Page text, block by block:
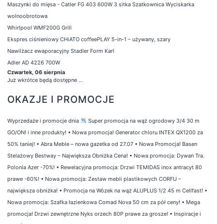
Maszynki do mięsa - Catler FG 403 600W 3 sitka Szatkownica Wyciskarka
wolnoobrotowa
Whirlpool WMF200G Grill
Ekspres ciśnieniowy CHiATO coffeePLAY 5-in-1 – używany, szary
Nawilżacz ewaporacyjny Stadler Form Karl
Adler AD 4226 700W
Czwartek, 06 sierpnia
Już wkrótce będą dostępne ...
OKAZJE I PROMOCJE
Wyprzedaże i promocje dnia
Super promocja na wąż ogrodowy 3/4 30 m
GO/ON! i inne produkty! • Nowa promocja! Generator chloru INTEX QX1200 za
50% taniej! • Abra Meble – nowa gazetka od 27.07 • Nowa Promocja! Basen
Stelażowy Bestway – Największa Obniżka Cena! • Nowa promocja: Dywan Tra.
Polonia Azer -70%! • Rewelacyjna promocja: Drzwi TEMIDAS inox antracyt 80
prawe -60%! • Nowa promocja: Zestaw mebli plastikowych CORFU –
największa obniżka! • Promocja na Wózek na wąż ALUPLUS 1/2 45 m Cellfast! •
Nowa promocja: Szafka łazienkowa Comad Nova 50 cm za pół ceny! • Mega
promocja! Drzwi zewnętrzne Nyks orzech 80P prawe za grosze! • Inspiracje i